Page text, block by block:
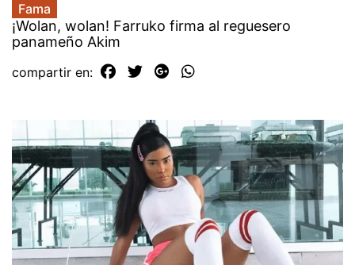
Fama
¡Wolan, wolan! Farruko firma al reguesero
panameño Akim
compartir en: